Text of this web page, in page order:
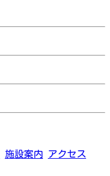
施設案内 アクセス